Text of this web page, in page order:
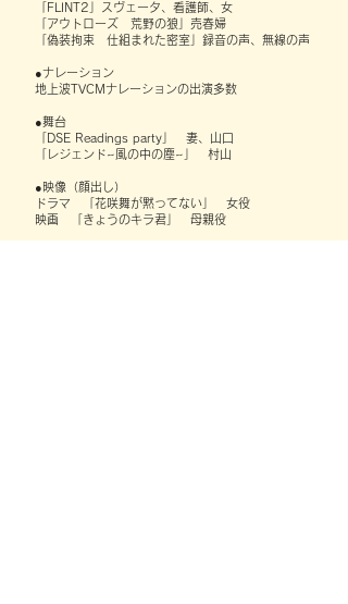
「FLINT2」スヴェータ、看護師、女
「アウトローズ 荒野の狼」売春婦
「偽装拘束 仕組まれた密室」録音の声、無線の声
●ナレーション
地上波TVCMナレーションの出演多数
●舞台
「DSE Readings party」 妻、山口
「レジェンド~風の中の塵~」 村山
●映像（顔出し）
ドラマ 「花咲舞が黙ってない」 女役
映画 「きょうのキラ君」 母親役